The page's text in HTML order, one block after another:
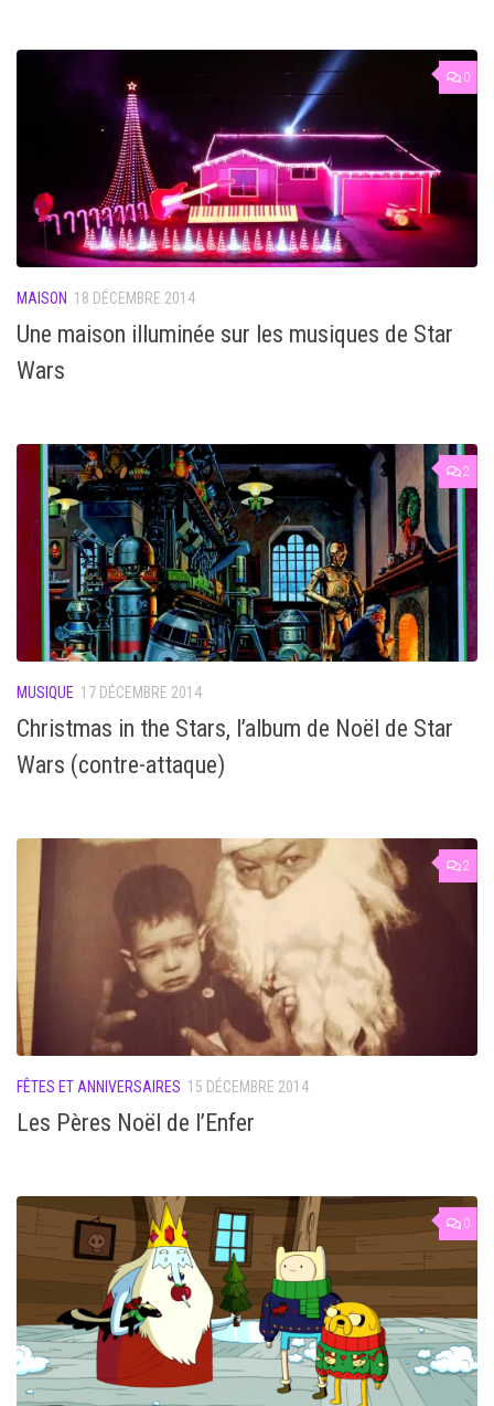
0
MAISON 18 DÉCEMBRE 2014
Une maison illuminée sur les musiques de Star
Wars
2
MUSIQUE 17 DÉCEMBRE 2014
Christmas in the Stars, l’album de Noël de Star
Wars (contre-attaque)
2
FÊTES ET ANNIVERSAIRES 15 DÉCEMBRE 2014
Les Pères Noël de l’Enfer
0